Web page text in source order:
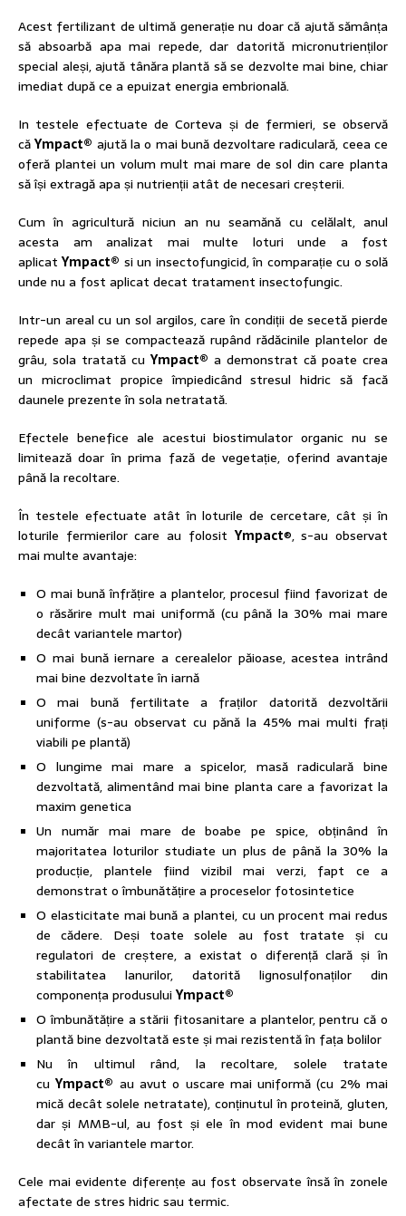
Acest fertilizant de ultimă generație nu doar că ajută sămânța
să absoarbă apa mai repede, dar datorită micronutrienților
special aleși, ajută tânăra plantă să se dezvolte mai bine, chiar
imediat după ce a epuizat energia embrională.
In testele efectuate de Corteva și de fermieri, se observă
căYmpact® ajută la o mai bună dezvoltare radiculară, ceea ce
oferă plantei un volum mult mai mare de sol din care planta
să își extragă apa și nutrienții atât de necesari creșterii.
Cum în agricultură niciun an nu seamănă cu celălalt, anul
acesta am analizat mai multe loturi unde a fost
aplicatYmpact® si un insectofungicid, în comparație cu o solă
unde nu a fost aplicat decat tratament insectofungic.
Intr-un areal cu un sol argilos, care în condiții de secetă pierde
repede apa și se compactează rupând rădăcinile plantelor de
grâu, sola tratată cuYmpact® a demonstrat că poate crea
un microclimat propice împiedicând stresul hidric să facă
daunele prezente în sola netratată.
Efectele benefice ale acestui biostimulator organic nu se
limitează doar în prima fază de vegetație, oferind avantaje
până la recoltare.
În testele efectuate atât în loturile de cercetare, cât și în
loturile fermierilor care au folosit Ympact®, s-au observat
mai multe avantaje:
O mai bună înfrățire a plantelor, procesul fiind favorizat de
o răsărire mult mai uniformă (cu până la 30% mai mare
decât variantele martor)
O mai bună iernare a cerealelor păioase, acestea intrând
mai bine dezvoltate în iarnă
O mai bună fertilitate a fraților datorită dezvoltării
uniforme (s-au observat cu pănă la 45% mai multi frați
viabili pe plantă)
O lungime mai mare a spicelor, masă radiculară bine
dezvoltată, alimentând mai bine planta care a favorizat la
maxim genetica
Un număr mai mare de boabe pe spice, obținând în
majoritatea loturilor studiate un plus de până la 30% la
producție, plantele fiind vizibil mai verzi, fapt ce a
demonstrat o îmbunătățire a proceselor fotosintetice
O elasticitate mai bună a plantei, cu un procent mai redus
de cădere. Deși toate solele au fost tratate și cu
regulatori de creștere, a existat o diferență clară și în
stabilitatea lanurilor, datorită lignosulfonaților din
componența produsului Ympact®
O îmbunătățire a stării fitosanitare a plantelor, pentru că o
plantă bine dezvoltată este și mai rezistentă în fața bolilor
Nu în ultimul rând, la recoltare, solele tratate
cuYmpact® au avut o uscare mai uniformă (cu 2% mai
mică decât solele netratate), conținutul în proteină, gluten,
dar și MMB-ul, au fost și ele în mod evident mai bune
decât în variantele martor.
Cele mai evidente diferențe au fost observate însă în zonele
afectate de stres hidric sau termic.